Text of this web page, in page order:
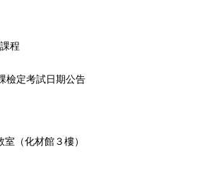
程
檢定考試日期公告
（化材館３樓）